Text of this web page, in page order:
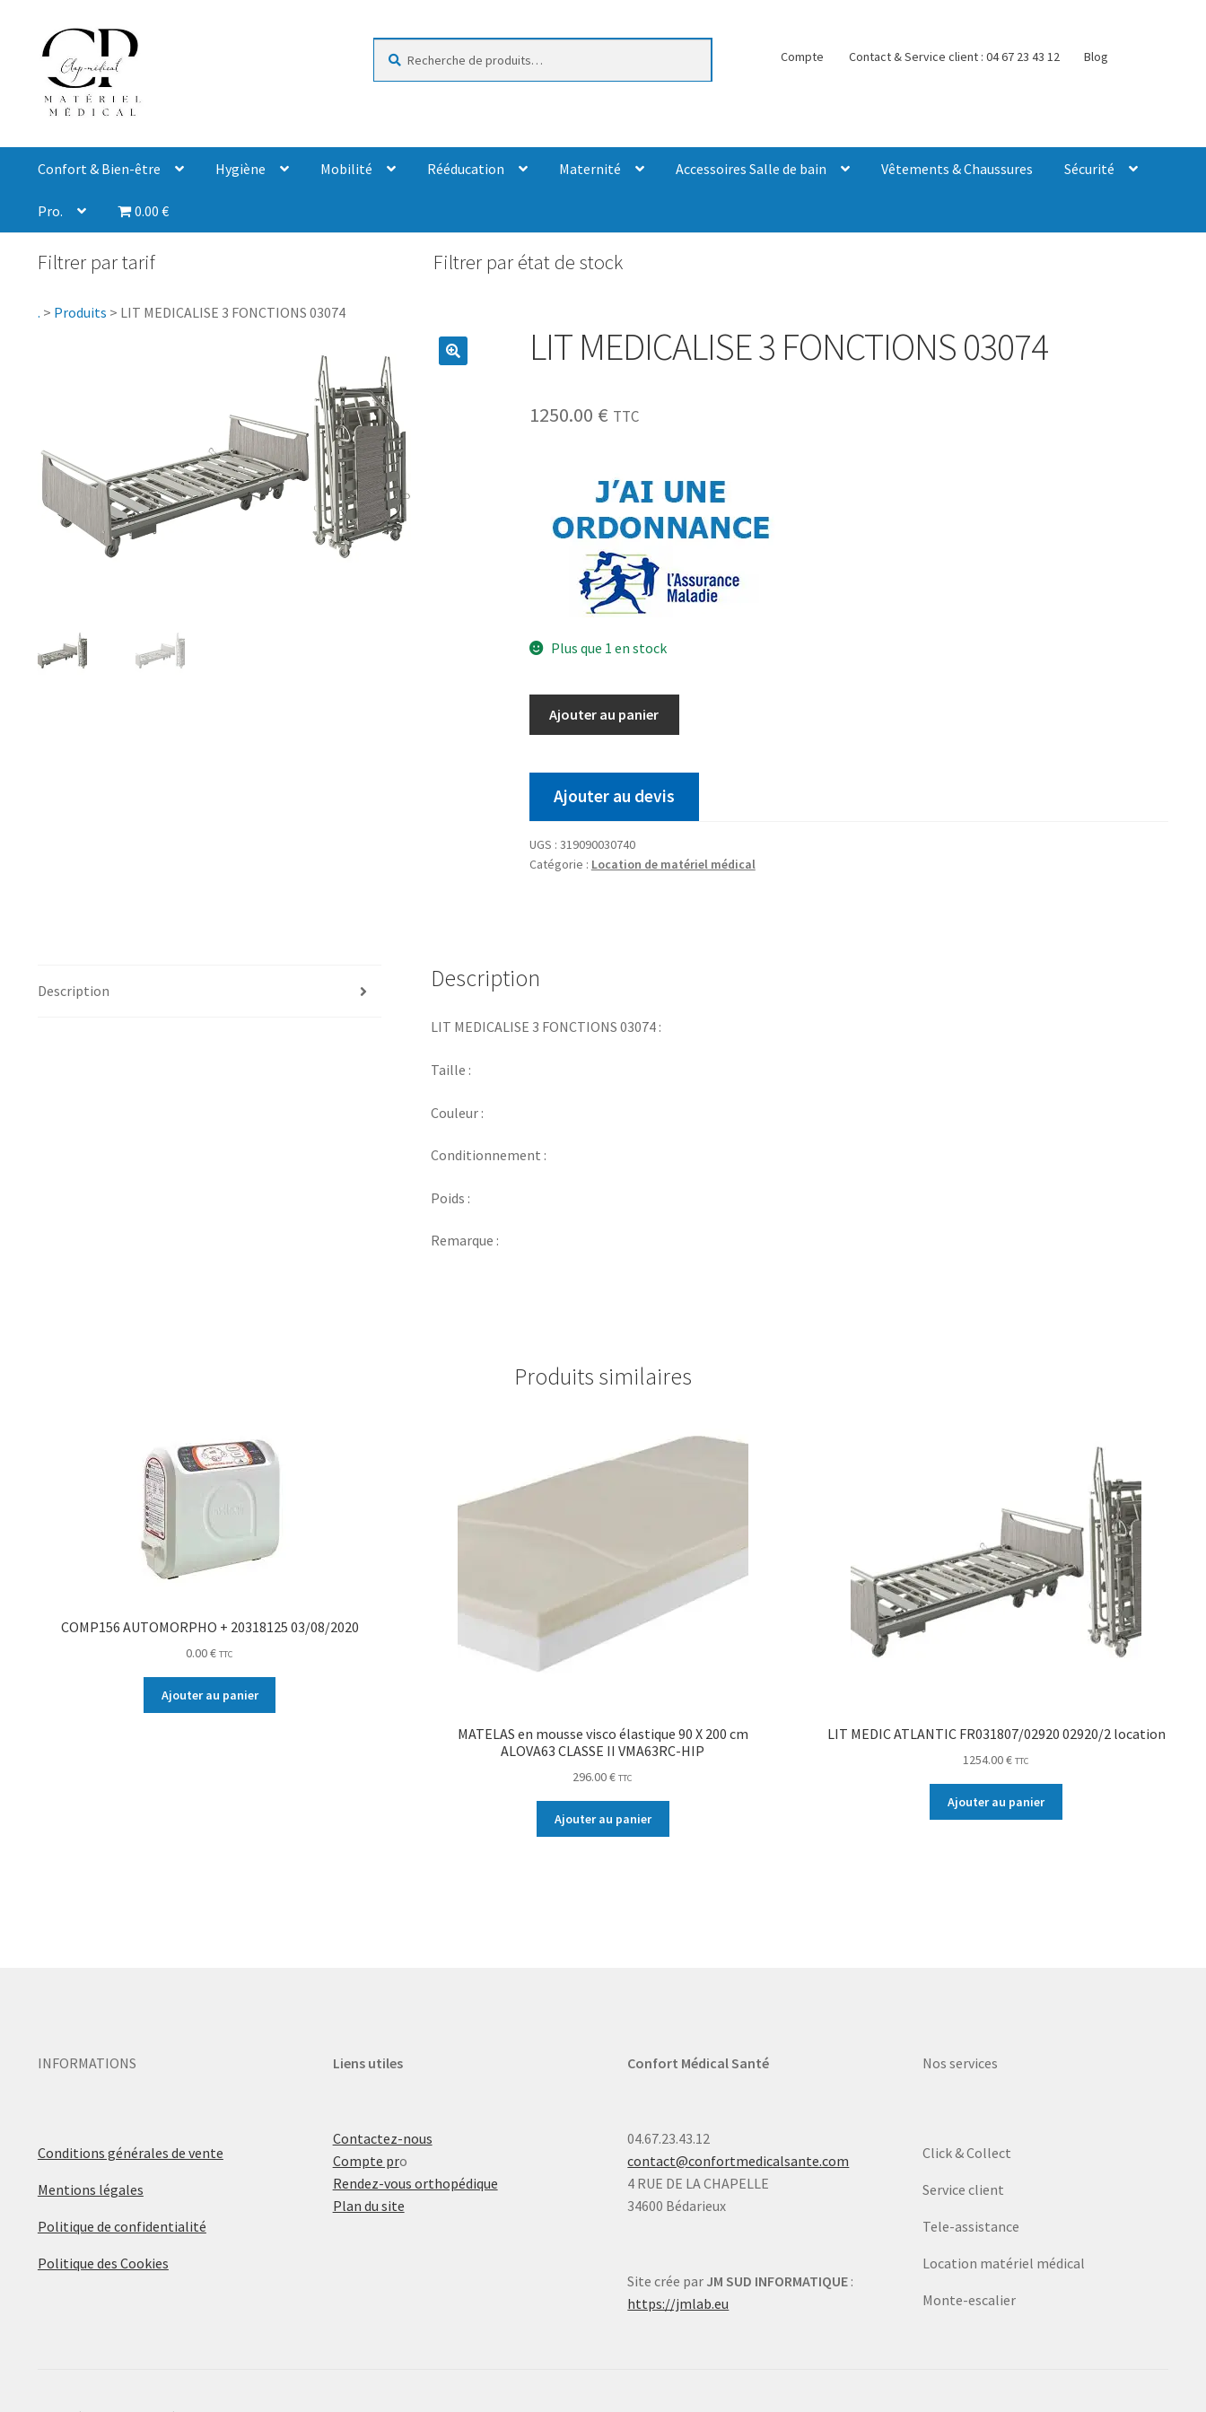
Compte Contact & Service client : 04 67 23 43 12 Blog
Confort & Bien-être Hygiène Mobilité Rééducation Maternité Accessoires Salle de bain Vêtements & Chaussures Sécurité
Pro. 0.00 €
Filtrer par tarif Filtrer par état de stock
. > Produits > LIT MEDICALISE 3 FONCTIONS 03074
LIT MEDICALISE 3 FONCTIONS 03074
1250.00 € TTC
Plus que 1 en stock
Ajouter au panier
Ajouter au devis
UGS : 319090030740
Catégorie : Location de matériel médical
Description Description
LIT MEDICALISE 3 FONCTIONS 03074 :
Taille :
Couleur :
Conditionnement :
Poids :
Remarque :
Produits similaires
COMP156 AUTOMORPHO + 20318125 03/08/2020
0.00€ TTC
Ajouter au panier
MATELAS en mousse visco élastique 90 X 200 cm
ALOVA63 CLASSE II VMA63RC-HIP
296.00€ TTC
Ajouter au panier
LIT MEDIC ATLANTIC FR031807/02920 02920/2 location
1254.00€ TTC
Ajouter au panier
INFORMATIONS
Conditions générales de vente
Mentions légales
Politique de confidentialité
Politique des Cookies
Liens utiles
Contactez-nous
Compte pro
Rendez-vous orthopédique
Plan du site
Confort Médical Santé
04.67.23.43.12
contact@confortmedicalsante.com
4 RUE DE LA CHAPELLE
34600 Bédarieux
Site crée par JM SUD INFORMATIQUE :
https://jmlab.eu
Nos services
Click & Collect
Service client
Tele-assistance
Location matériel médical
Monte-escalier